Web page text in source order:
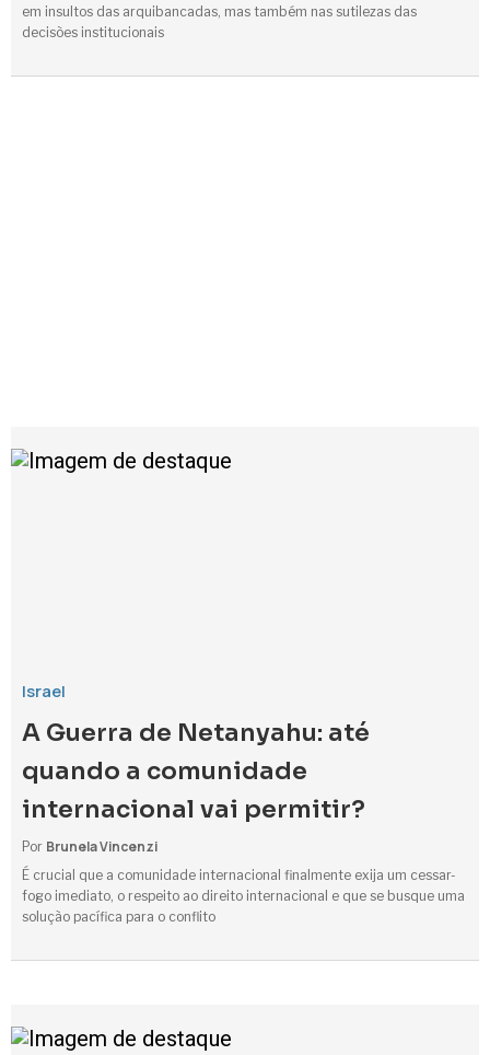
em insultos das arquibancadas, mas também nas sutilezas das
decisões institucionais
Israel
A Guerra de Netanyahu: até
quando a comunidade
internacional vai permitir?
Por Brunela Vincenzi
É crucial que a comunidade internacional finalmente exija um cessar-
fogo imediato, o respeito ao direito internacional e que se busque uma
solução pacífica para o conflito